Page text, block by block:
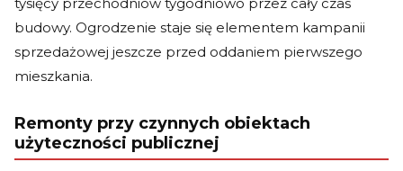
budowy. Ogrodzenie staje się elementem kampanii
sprzedażowej jeszcze przed oddaniem pierwszego
mieszkania.
Remonty przy czynnych obiektach
użyteczności publicznej